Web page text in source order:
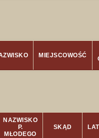
MIEJSCOWOŚĆ
NAZWISKO
P.
MŁODEGO
SKĄD LAT